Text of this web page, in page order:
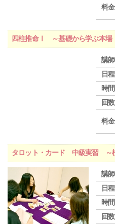
料金
四柱推命Ⅰ ～基礎から学ぶ本場
講師
日程
時間
回数
料金
タロット・カード 中級実習 ～
講師
日程
時間
回数